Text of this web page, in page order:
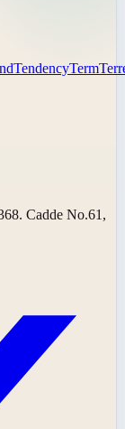
TendencyTerm
Cadde No.61,